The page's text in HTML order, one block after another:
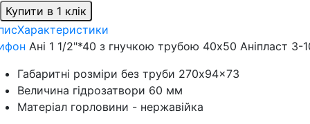
Купити в 1 клік
Характеристики
Ані 1 1/2"*40 з гнучкою трубою 40x50 Аніпласт З-
Габаритні розміри без труби 270x94x73
Величина гідрозатвори 60 мм
Матеріал горловини - нержавійка